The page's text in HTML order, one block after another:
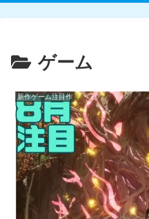
ゲーム
新作ゲーム注目作